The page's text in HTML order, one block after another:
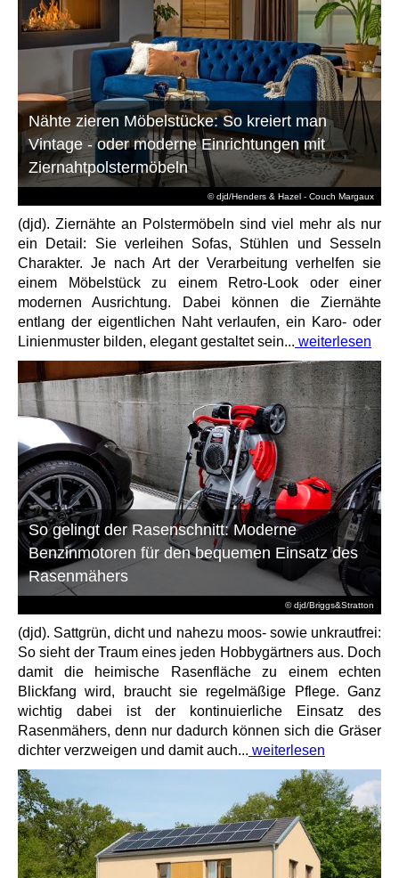
© djd/Henders & Hazel - Couch Margaux
Nähte zieren Möbelstücke: So kreiert man
Vintage - oder moderne Einrichtungen mit
Ziernahtpolstermöbeln
(djd). Ziernähte an Polstermöbeln sind viel mehr als nur
ein Detail: Sie verleihen Sofas, Stühlen und Sesseln
Charakter. Je nach Art der Verarbeitung verhelfen sie
einem Möbelstück zu einem Retro-Look oder einer
modernen Ausrichtung. Dabei können die Ziernähte
entlang der eigentlichen Naht verlaufen, ein Karo- oder
Linienmuster bilden, elegant gestaltet sein... weiterlesen
© djd/Briggs&Stratton
So gelingt der Rasenschnitt: Moderne
Benzinmotoren für den bequemen Einsatz des
Rasenmähers
(djd). Sattgrün, dicht und nahezu moos- sowie unkrautfrei:
So sieht der Traum eines jeden Hobbygärtners aus. Doch
damit die heimische Rasenfläche zu einem echten
Blickfang wird, braucht sie regelmäßige Pflege. Ganz
wichtig dabei ist der kontinuierliche Einsatz des
Rasenmähers, denn nur dadurch können sich die Gräser
dichter verzweigen und damit auch... weiterlesen